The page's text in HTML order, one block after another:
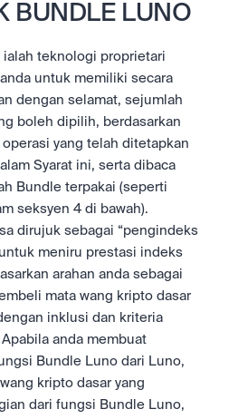
BUNDLE LUNO
ialah teknologi proprietari
untuk memiliki secara
dengan selamat, sejumlah
boleh dipilih, berdasarkan
yang telah ditetapkan
Syarat ini, serta dibaca
Bundle terpakai (seperti
seksyen 4 di bawah).
dirujuk sebagai “pengindeks
meniru prestasi indeks
arahan anda sebagai
mata wang kripto dasar
inklusi dan kriteria
anda membuat
Bundle Luno dari Luno,
kripto dasar yang
dari fungsi Bundle Luno,